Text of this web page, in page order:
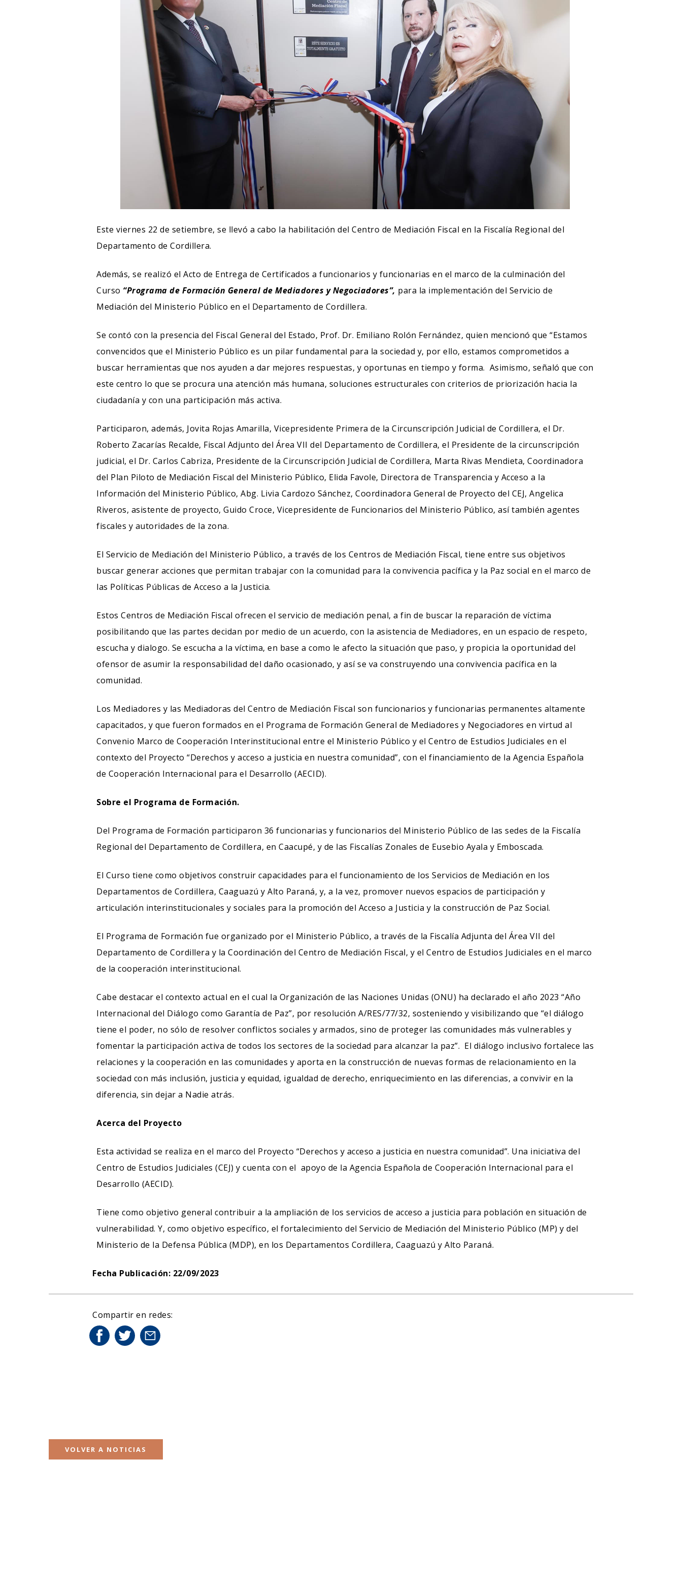
NUESTRA DIRECCION
William Richardson Nº 181 c/ Calle Sajonia.
Barrio Vista Alegre. Asunción.
Asuncion - Paraguay
CONTACTO
+595 21 300 606/7
cej@cej.org.py
SEGUINOS EN:
Este viernes 22 de setiembre, se llevó a cabo la habilitación del Centro de Mediación Fiscal en la Fiscalía Regional del
Departamento de Cordillera.
Además, se realizó el Acto de Entrega de Certificados a funcionarios y funcionarias en el marco de la culminación del
Curso “Programa de Formación General de Mediadores y Negociadores”, para la implementación del Servicio de
Mediación del Ministerio Público en el Departamento de Cordillera.
Se contó con la presencia del Fiscal General del Estado, Prof. Dr. Emiliano Rolón Fernández, quien mencionó que “Estamos
convencidos que el Ministerio Público es un pilar fundamental para la sociedad y, por ello, estamos comprometidos a
buscar herramientas que nos ayuden a dar mejores respuestas, y oportunas en tiempo y forma. Asimismo, señaló que con
este centro lo que se procura una atención más humana, soluciones estructurales con criterios de priorización hacia la
ciudadanía y con una participación más activa.
Participaron, además, Jovita Rojas Amarilla, Vicepresidente Primera de la Circunscripción Judicial de Cordillera, el Dr.
Roberto Zacarías Recalde, Fiscal Adjunto del Área VII del Departamento de Cordillera, el Presidente de la circunscripción
judicial, el Dr. Carlos Cabriza, Presidente de la Circunscripción Judicial de Cordillera, Marta Rivas Mendieta, Coordinadora
del Plan Piloto de Mediación Fiscal del Ministerio Público, Elida Favole, Directora de Transparencia y Acceso a la
Información del Ministerio Público, Abg. Livia Cardozo Sánchez, Coordinadora General de Proyecto del CEJ, Angelica
Riveros, asistente de proyecto, Guido Croce, Vicepresidente de Funcionarios del Ministerio Público, así también agentes
fiscales y autoridades de la zona.
El Servicio de Mediación del Ministerio Público, a través de los Centros de Mediación Fiscal, tiene entre sus objetivos
buscar generar acciones que permitan trabajar con la comunidad para la convivencia pacífica y la Paz social en el marco de
las Políticas Públicas de Acceso a la Justicia.
Estos Centros de Mediación Fiscal ofrecen el servicio de mediación penal, a fin de buscar la reparación de víctima
posibilitando que las partes decidan por medio de un acuerdo, con la asistencia de Mediadores, en un espacio de respeto,
escucha y dialogo. Se escucha a la víctima, en base a como le afecto la situación que paso, y propicia la oportunidad del
ofensor de asumir la responsabilidad del daño ocasionado, y así se va construyendo una convivencia pacífica en la
comunidad.
Los Mediadores y las Mediadoras del Centro de Mediación Fiscal son funcionarios y funcionarias permanentes altamente
capacitados, y que fueron formados en el Programa de Formación General de Mediadores y Negociadores en virtud al
Convenio Marco de Cooperación Interinstitucional entre el Ministerio Público y el Centro de Estudios Judiciales en el
contexto del Proyecto “Derechos y acceso a justicia en nuestra comunidad”, con el financiamiento de la Agencia Española
de Cooperación Internacional para el Desarrollo (AECID).
Sobre el Programa de Formación.
Del Programa de Formación participaron 36 funcionarias y funcionarios del Ministerio Público de las sedes de la Fiscalía
Regional del Departamento de Cordillera, en Caacupé, y de las Fiscalías Zonales de Eusebio Ayala y Emboscada.
El Curso tiene como objetivos construir capacidades para el funcionamiento de los Servicios de Mediación en los
Departamentos de Cordillera, Caaguazú y Alto Paraná, y, a la vez, promover nuevos espacios de participación y
articulación interinstitucionales y sociales para la promoción del Acceso a Justicia y la construcción de Paz Social.
El Programa de Formación fue organizado por el Ministerio Público, a través de la Fiscalía Adjunta del Área VII del
Departamento de Cordillera y la Coordinación del Centro de Mediación Fiscal, y el Centro de Estudios Judiciales en el marco
de la cooperación interinstitucional.
Cabe destacar el contexto actual en el cual la Organización de las Naciones Unidas (ONU) ha declarado el año 2023 “Año
Internacional del Diálogo como Garantía de Paz”, por resolución A/RES/77/32, sosteniendo y visibilizando que “el diálogo
tiene el poder, no sólo de resolver conflictos sociales y armados, sino de proteger las comunidades más vulnerables y
fomentar la participación activa de todos los sectores de la sociedad para alcanzar la paz”. El diálogo inclusivo fortalece las
relaciones y la cooperación en las comunidades y aporta en la construcción de nuevas formas de relacionamiento en la
sociedad con más inclusión, justicia y equidad, igualdad de derecho, enriquecimiento en las diferencias, a convivir en la
diferencia, sin dejar a Nadie atrás.
Acerca del Proyecto
Esta actividad se realiza en el marco del Proyecto “Derechos y acceso a justicia en nuestra comunidad”. Una iniciativa del
Centro de Estudios Judiciales (CEJ) y cuenta con el apoyo de la Agencia Española de Cooperación Internacional para el
Desarrollo (AECID).
Tiene como objetivo general contribuir a la ampliación de los servicios de acceso a justicia para población en situación de
vulnerabilidad. Y, como objetivo específico, el fortalecimiento del Servicio de Mediación del Ministerio Público (MP) y del
Ministerio de la Defensa Pública (MDP), en los Departamentos Cordillera, Caaguazú y Alto Paraná.
Fecha Publicación: 22/09/2023
Compartir en redes:
VOLVER A NOTICIAS